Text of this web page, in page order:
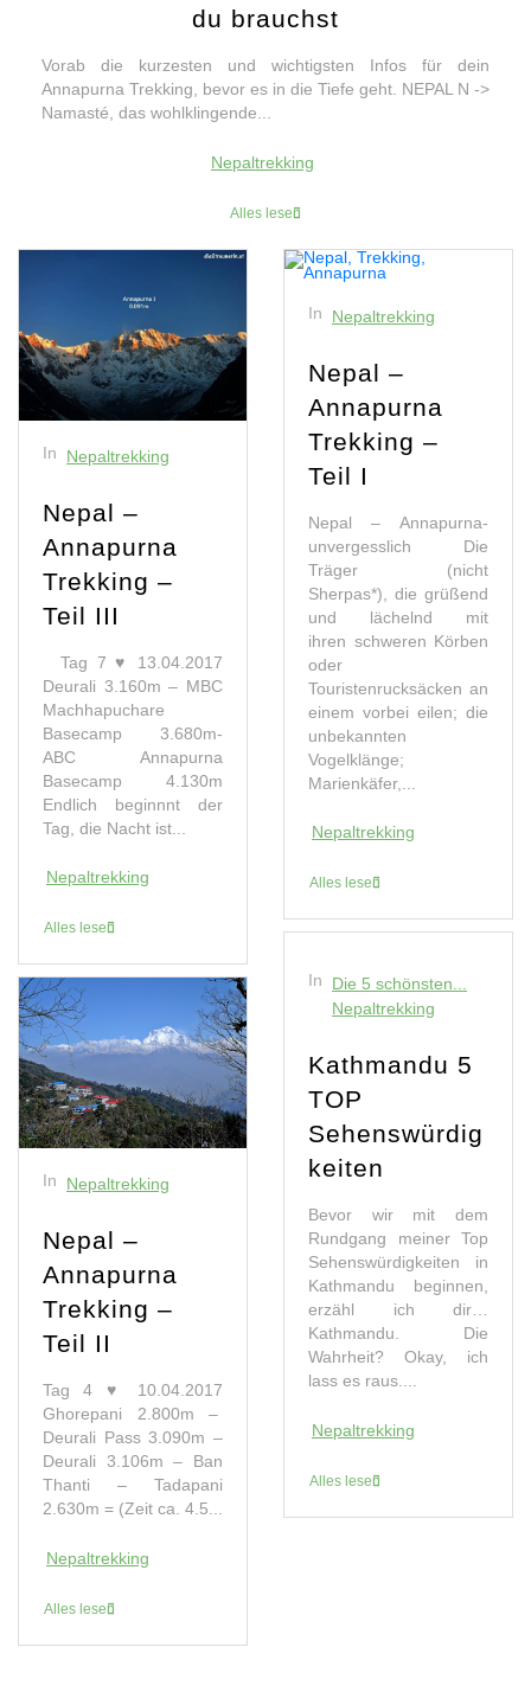
du brauchst
Vorab die kurzesten und wichtigsten Infos für dein
Annapurna Trekking, bevor es in die Tiefe geht. NEPAL N ->
Namasté, das wohlklingende...
Nepaltrekking
Alles lesen
In Nepaltrekking
Nepal –
Annapurna
Trekking –
Teil III
Tag 7 ♥ 13.04.2017
Deurali 3.160m – MBC
Machhapuchare
Basecamp 3.680m-
ABC Annapurna
Basecamp 4.130m
Endlich beginnnt der
Tag, die Nacht ist...
Nepaltrekking
Alles lesen
In Nepaltrekking
Nepal –
Annapurna
Trekking –
Teil II
Tag 4 ♥ 10.04.2017
Ghorepani 2.800m –
Deurali Pass 3.090m –
Deurali 3.106m – Ban
Thanti – Tadapani
2.630m = (Zeit ca. 4.5...
Nepaltrekking
Alles lesen
In Nepaltrekking
Nepal –
Annapurna
Trekking –
Teil I
Nepal – Annapurna-
unvergesslich Die
Träger (nicht
Sherpas*), die grüßend
und lächelnd mit
ihren schweren Körben
oder
Touristenrucksäcken an
einem vorbei eilen; die
unbekannten
Vogelklänge;
Marienkäfer,...
Nepaltrekking
Alles lesen
In
Die 5 schönsten...
Nepaltrekking
Kathmandu 5
TOP
Sehenswürdig
keiten
Bevor wir mit dem
Rundgang meiner Top
Sehenswürdigkeiten in
Kathmandu beginnen,
erzähl ich dir…
Kathmandu. Die
Wahrheit? Okay, ich
lass es raus....
Nepaltrekking
Alles lesen